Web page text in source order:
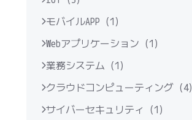
モバイルAPP (1)
Webアプリケーション (1)
業務システム (1)
クラウドコンピューティング (4)
サイバーセキュリティ (1)